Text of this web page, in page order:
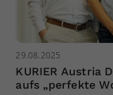
29.08.2025
KURIER Austria
aufs „perfekte